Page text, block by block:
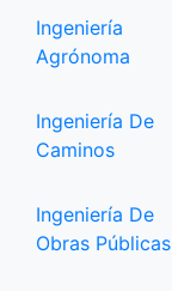
Ingeniería
Agrónoma
Ingeniería De
Caminos
Ingeniería De
Obras Públicas